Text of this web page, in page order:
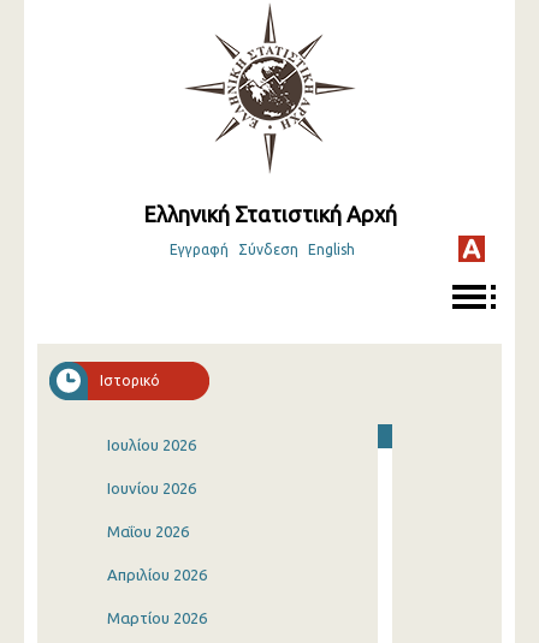
Ελληνική Στατιστική Αρχή
Εγγραφή Σύνδεση English
Ιστορικό
Ιουλίου 2026
Ιουνίου 2026
Μαΐου 2026
Απριλίου 2026
Μαρτίου 2026